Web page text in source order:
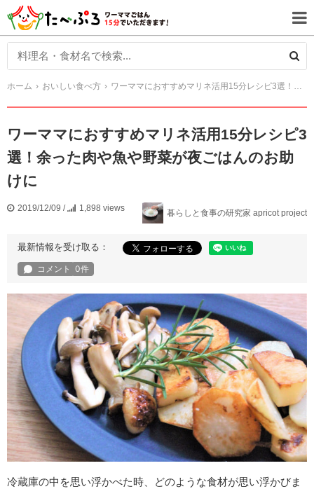
ホーム おいしい食べ方 ワーママにおすすめマリネ活用15分レシピ3選！余った肉や魚や野菜が夜ごはんのお助けに
ワーママにおすすめマリネ活用15分レシピ3
選！余った肉や魚や野菜が夜ごはんのお助
けに
2019/12/09 / 1,898 views 暮らしと食事の研究家 apricot project
最新情報を受け取る：
冷蔵庫の中を思い浮かべた時、どのような食材が思い浮かびま